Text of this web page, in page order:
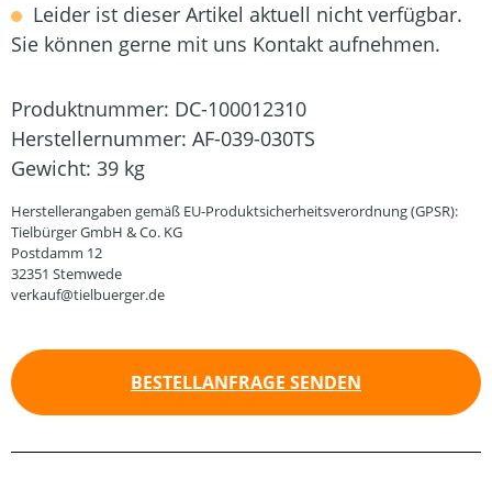
Leider ist dieser Artikel aktuell nicht verfügbar.
Sie können gerne mit uns Kontakt aufnehmen.
Produktnummer: DC-100012310
Herstellernummer: AF-039-030TS
Gewicht: 39 kg
Herstellerangaben gemäß EU-Produktsicherheitsverordnung (GPSR):
Tielbürger GmbH & Co. KG
Postdamm 12
32351 Stemwede
verkauf@tielbuerger.de
BESTELLANFRAGE SENDEN